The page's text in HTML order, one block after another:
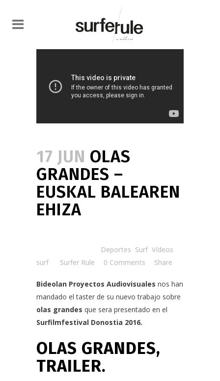
17 JUN OLAS
GRANDES –
EUSKAL BALEAREN
EHIZA
Deportes Surf Vídeos
surf
Surfer Rule 0 Comments Share
Bideolan Proyectos Audiovisuales nos han
mandado el taster de su nuevo trabajo sobre
olas grandes que sera presentado en el
Surfilmfestival Donostia 2016.
OLAS GRANDES,
TRAILER.